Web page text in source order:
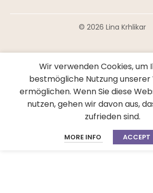
© 2026 Lina Krhlikar
Wir verwenden Cookies, um
bestmögliche Nutzung unserer
ermöglichen. Wenn Sie diese
nutzen, gehen wir davon aus,
zufrieden sind.
MORE INFO ACCEPT